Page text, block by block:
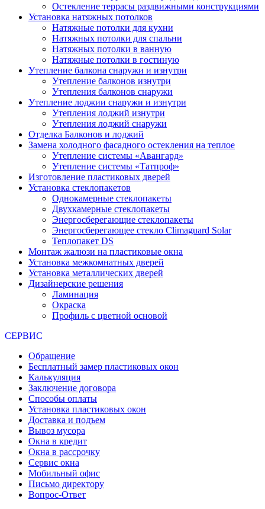
Остекление террасы раздвижными конструкциями
Установка натяжных потолков
Натяжные потолки для кухни
Натяжных потолки для спальни
Натяжных потолки в ванную
Натяжные потолки в гостиную
Утепление балкона снаружи и изнутри
Утепление балконов изнутри
Утепления балконов снаружи
Утепление лоджии снаружи и изнутри
Утепления лоджий изнутри
Утепления лоджий снаружи
Отделка Балконов и лоджий
Замена холодного фасадного остекления на теплое
Утепление системы «Авангард»
Утепление системы «Татпроф»
Изготовление пластиковых дверей
Установка стеклопакетов
Однокамерные стеклопакеты
Двухкамерные стеклопакеты
Энергосберегающие стеклопакеты
Энергосберегающее стекло Climaguard Solar
Теплопакет DS
Монтаж жалюзи на пластиковые окна
Установка межкомнатных дверей
Установка металлических дверей
Дизайнерские решения
Ламинация
Окраска
Профиль с цветной основой
СЕРВИС
Обращение
Бесплатный замер пластиковых окон
Калькуляция
Заключение договора
Способы оплаты
Установка пластиковых окон
Доставка и подъем
Вывоз мусора
Окна в кредит
Окна в рассрочку
Сервис окна
Мобильный офис
Письмо директору
Вопрос-Ответ